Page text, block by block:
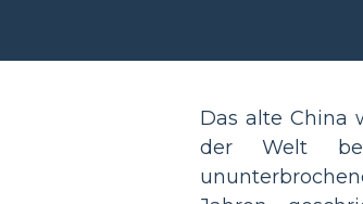
Das alte China
der Welt